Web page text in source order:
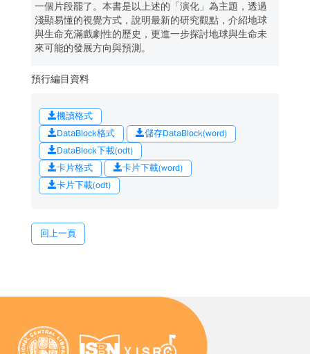
一個片段罷了。本書是以上述的「演化」為主題，透過
淺顯易懂的視覺方式，說明最新的研究觀點，介紹地球
與生命充滿戲劇性的歷史，更進一步探討地球與生命未
來可能的發展方向與預測。
預行編目資料
機讀格式
DataBlock格式
儲存DataBlock(word)
DataBlock下載(odt)
卡片格式
卡片下載(word)
卡片下載(odt)
回上一頁